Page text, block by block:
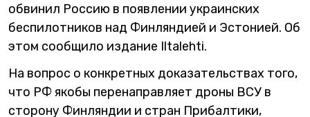
обвинил Россию в появлении украинских
беспилотников над Финляндией и Эстонией. Об
этом сообщило издание Iltalehti.
На вопрос о конкретных доказательствах того,
что РФ якобы перенаправляет дроны ВСУ в
сторону Финляндии и стран Прибалтики,